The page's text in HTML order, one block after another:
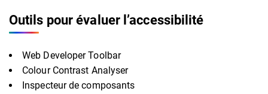
Outils pour évaluer l’accessibilité
Web Developer Toolbar
Colour Contrast Analyser
Inspecteur de composants